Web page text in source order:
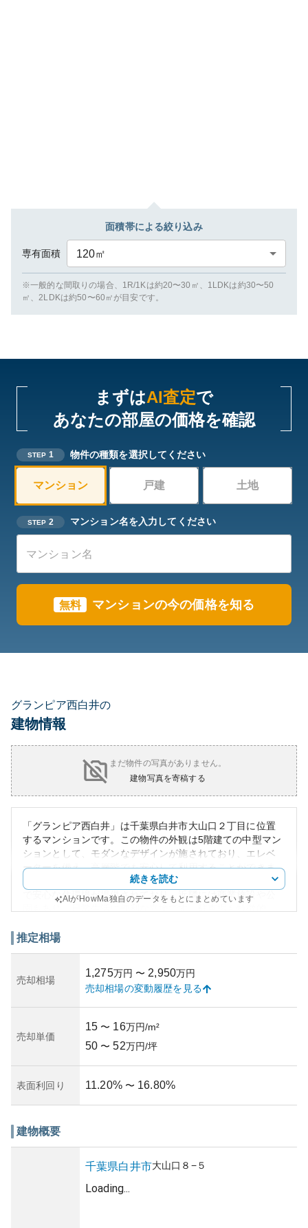
面積帯による絞り込み
専有面積 120㎡
※一般的な間取りの場合、1R/1Kは約20〜30㎡、1LDKは約30〜50
㎡、2LDKは約50〜60㎡が目安です。
まずはAI査定で
あなたの部屋の価格を確認
STEP 1 物件の種類を選択してください
マンション 戸建 土地
STEP 2 マンション名を入力してください
無料 マンションの今の価格を知る
グランピア西白井の
建物情報
まだ物件の写真がありません。
建物写真を寄稿する
「グランピア西白井」は千葉県白井市大山口２丁目に位置
するマンションです。この物件の外観は5階建ての中型マン
ションとして、モダンなデザインが施されており、エレベ
ーターを備え、高層階でも安心して利用することができま
す。周辺環境としては、住宅街に位置しているため、静か
で安心な住環境が提供されており、近隣には商業施設や公
も便利です。
フラの整備による将来的な値上がりも期待できる地域で
す。所有リスクに関しては、地元の災害履歴やその他の環
境要因を考慮し、適切な保険加入およびメンテナンスを行
きる情報があれば、それを基に順位づけを行うことをおす
すめします。マンションはファミリー層に高い人気があり
続きを読む
AIがHowMa独自のデータをもとにまとめています
推定相場
売却相場
1,275万円 〜 2,950万円
売却相場の変動履歴を見る
売却単価
15 〜 16万円/m²
50 〜 52万円/坪
表面利回り 11.20% 〜 16.80%
建物概要
千葉県白井市大山口 ８−５
Loading...